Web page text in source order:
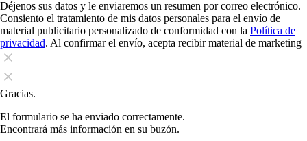
Déjenos sus datos y le enviaremos un resumen por correo electrónico.
Consiento el tratamiento de mis datos personales para el envío de
material publicitario personalizado de conformidad con la Política de
privacidad. Al confirmar el envío, acepta recibir material de marketing
Gracias.
El formulario se ha enviado correctamente.
Encontrará más información en su buzón.